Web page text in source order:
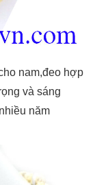
nam,đeo hợp
và sáng
năm